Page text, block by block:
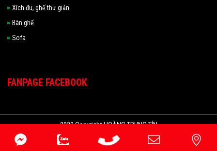
Xích đu, ghế thư giản
Bàn ghế
Sofa
FANPAGE FACEBOOK
2022 Copyright HOÀNG TRUNG TÍN
Đang online: 154 | Tuần: 74461
Tổng truy cập:
4485013